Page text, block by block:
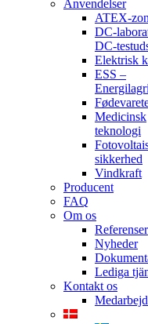
Anvendelser
ATEX-
DC-
DC-
Elektrisk
ESS –
Medicinsk
teknologi
sikkerhed
Vindkraft
Producent
FAQ
Om os
Referenser
Nyheder
Lediga
Kontakt os